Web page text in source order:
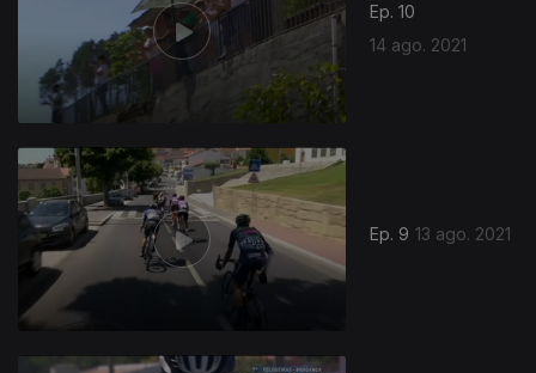
Ep. 10
14 ago. 2021
Ep. 9 13 ago. 2021